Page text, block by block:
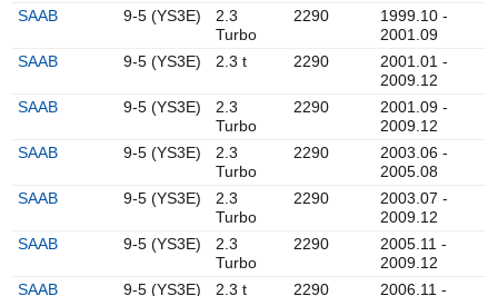
SAAB
9-5 (YS3E)
2.3
Turbo
2290
1999.10 -
2001.09
SAAB
9-5 (YS3E) 2.3 t 2290
2001.01 -
2009.12
SAAB
9-5 (YS3E)
2.3
Turbo
2290
2001.09 -
2009.12
SAAB
9-5 (YS3E)
2.3
Turbo
2290
2003.06 -
2005.08
SAAB
9-5 (YS3E)
2.3
Turbo
2290
2003.07 -
2009.12
SAAB
9-5 (YS3E)
2.3
Turbo
2290
2005.11 -
2009.12
SAAB
9-5 (YS3E)
2.3 t
2290
2006.11 -